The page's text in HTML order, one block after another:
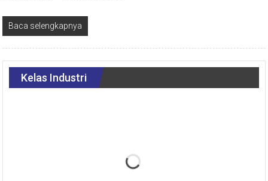
Baca selengkapnya
Kelas Industri